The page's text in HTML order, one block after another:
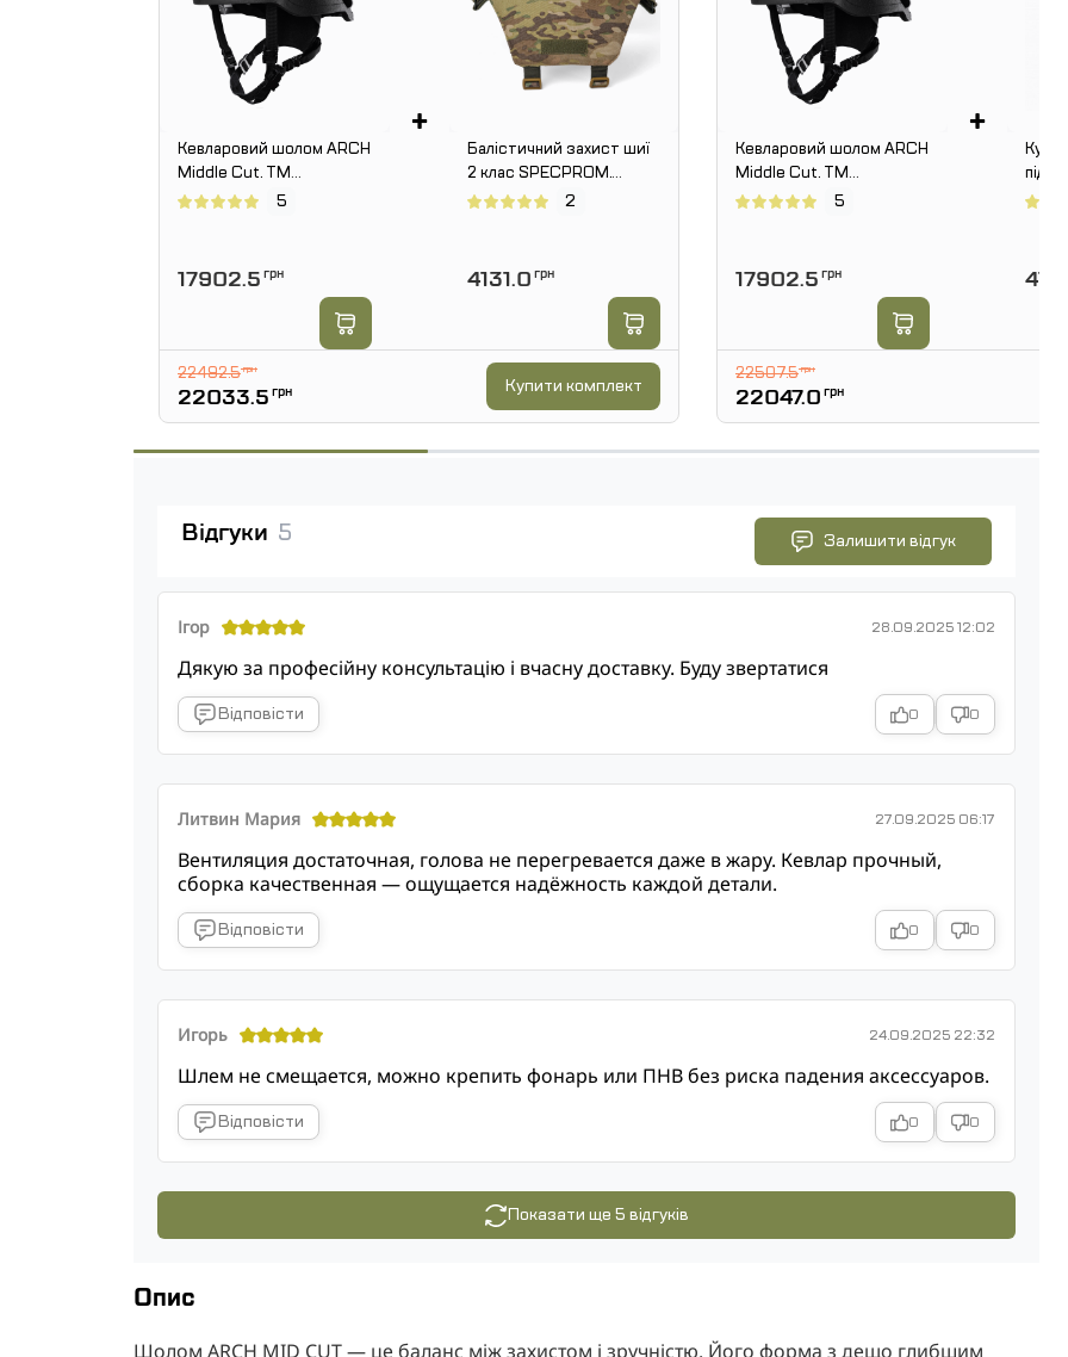
Кевларовий шолом ARCH
Middle Cut. ТМ
Combatant. Чорний.
5
17902.5 грн
+
Балістичний захист шиї
2 клас SPECPROM.
Мультикам
2
4131.0 грн
22492.5грн
22033.5 грн Купити комплект
Кевларовий шолом ARCH
Middle Cut. ТМ
Combatant. Чорний.
5
17902.5 грн
+
22507.5грн
22047.0 грн
Відгуки 5 Залишити відгук
Ігор 28.09.2025 12:02
Дякую за професійну консультацію і вчасну доставку. Буду звертатися
Відповісти 0 0
Литвин Мария 27.09.2025 06:17
Вентиляция достаточная, голова не перегревается даже в жару. Кевлар прочный,
сборка качественная — ощущается надёжность каждой детали.
Відповісти 0 0
Игорь 24.09.2025 22:32
Шлем не смещается, можно крепить фонарь или ПНВ без риска падения аксессуаров.
Відповісти 0 0
Показати ще 5 відгуків
Опис
Шолом ARCH MID CUT — це баланс між захистом і зручністю. Його форма з дещо глибшим